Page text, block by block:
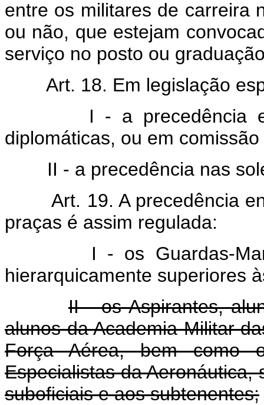
entre os militares de carreira
ou não, que estejam
serviço no posto ou
Art. 18. Em legislação
I - a precedência
diplomáticas, ou em
II - a precedência nas
Art. 19. A precedência
praças é assim regulada:
I - os Guardas-
hierarquicamente superiores
II - os Aspirantes,
alunos da Academia Militar
Força Aérea, bem como
Especialistas da
suboficiais e aos subtenentes;